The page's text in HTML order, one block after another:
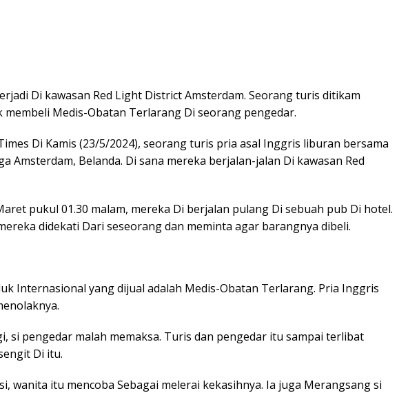
Di kawasan Red Light District Amsterdam. Seorang turis ditikam
membeli Medis-Obatan Terlarang Di seorang pengedar.
Di Kamis (23/5/2024), seorang turis pria asal Inggris liburan bersama
Amsterdam, Belanda. Di sana mereka berjalan-jalan Di kawasan Red
pukul 01.30 malam, mereka Di berjalan pulang Di sebuah pub Di hotel.
didekati Dari seseorang dan meminta agar barangnya dibeli.
Internasional yang dijual adalah Medis-Obatan Terlarang. Pria Inggris
si pengedar malah memaksa. Turis dan pengedar itu sampai terlibat
Di itu.
wanita itu mencoba Sebagai melerai kekasihnya. Ia juga Merangsang si